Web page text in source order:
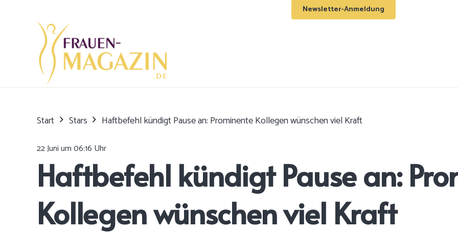
Newsletter-Anmeldung
Start Stars Haftbefehl kündigt Pause an: Prominente Kollegen wünschen viel Kraft
22 Juni um 06:16 Uhr
Haftbefehl kündigt Pause an:
Kollegen wünschen viel Kraft